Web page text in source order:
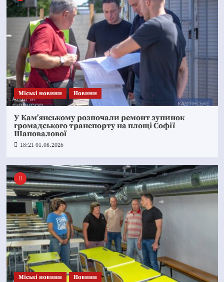
Mіські новини Новини
У Кам’янському розпочали ремонт зупинок
громадського транспорту на площі Софії
Шаповалової
18:21 01.08.2026
Mіські новини Новини